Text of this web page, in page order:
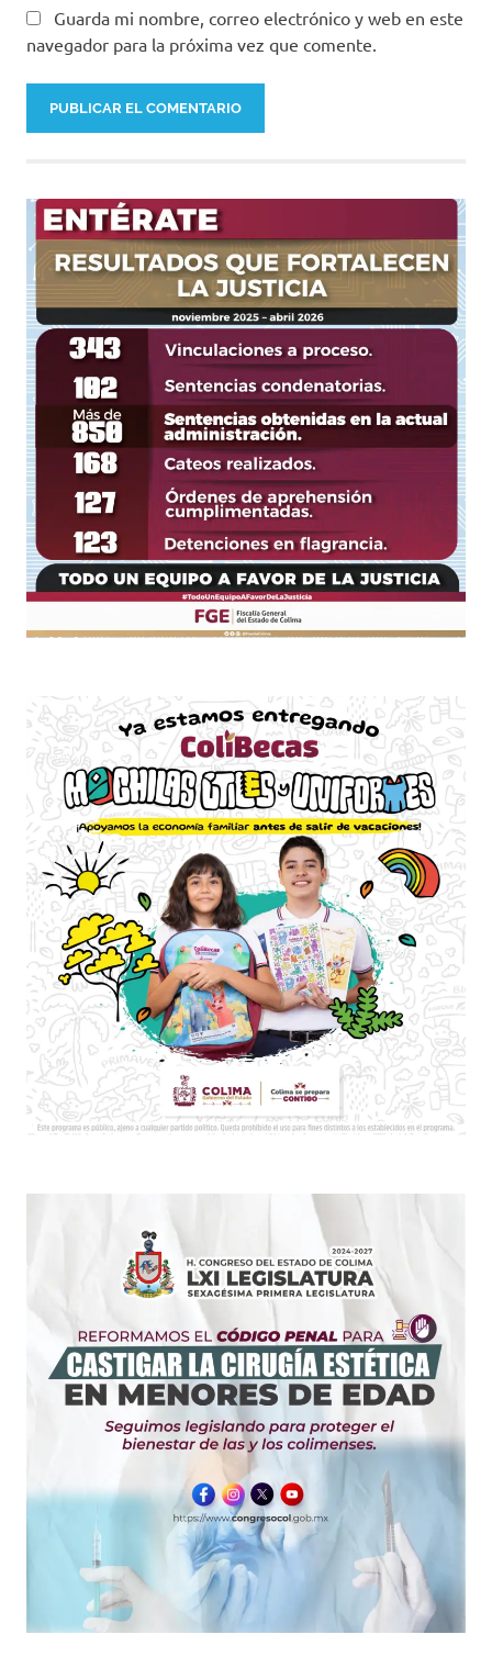
Guarda mi nombre, correo electrónico y web en este
navegador para la próxima vez que comente.